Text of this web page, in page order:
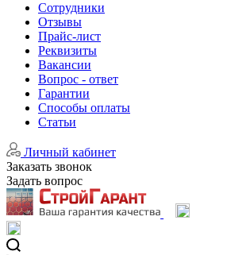
Сотрудники
Отзывы
Прайс-лист
Реквизиты
Вакансии
Вопрос - ответ
Гарантии
Способы оплаты
Статьи
Личный кабинет
Заказать звонок
Задать вопрос